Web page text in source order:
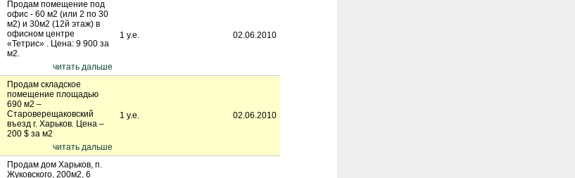
Продам помещение под
офис - 60 м2 (или 2 по 30
м2) и 30м2 (12й этаж) в
офисном центре
«Тетрис» . Цена: 9 900 за
м2.
читать дальше
1 у.е. 02.06.2010
Продам складское
помещение площадью
690 м2 –
Староверещаковский
въезд г. Харьков. Цена –
200 $ за м2
читать дальше
1 у.е. 02.06.2010
Продам дом Харьков, п.
Жуковского, 200м2, 6